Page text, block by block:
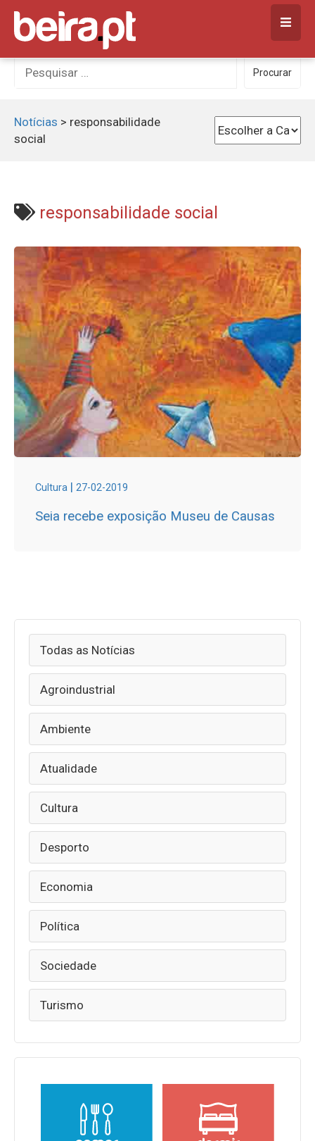
Skip
content
Procurar
por:
Procurar
Notícias > responsabilidade
social
responsabilidade social
Cultura | 27-02-2019
Seia recebe exposição Museu de Causas
Todas as Notícias
Agroindustrial
Ambiente
Atualidade
Cultura
Desporto
Economia
Política
Sociedade
Turismo